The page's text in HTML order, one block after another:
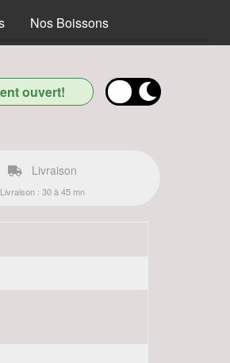
Nos Boissons
ouvert!
Livraison
Livraison : 30 à 45 mn